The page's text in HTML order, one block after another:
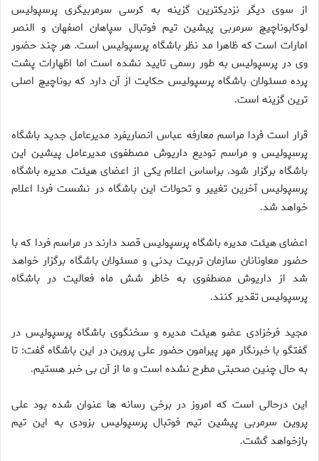
از سوی دیگر نزدیکترین گزینه به کرسی سرمربیگری پرسپولیس
لوکابوناچیچ سرمربی پیشین تیم فوتبال سپاهان اصفهان و النصر
امارات است که ظاهرا مد نظر باشگاه پرسپولیس است. هر چند حضور
وی در پرسپولیس به طور رسمی تایید نشده است اما اظهارات پشت
پرده مسئولان باشگاه پرسپولیس حکایت از آن دارد که بوناچیچ اصلی
ترین گزینه است.
قرار است فردا مراسم معارفه عباس انصاریفرد مدیرعامل جدید باشگاه
پرسپولیس و مراسم تودیع داریوش مصطفوی مدیرعامل پیشین این
باشگاه برگزار شود. براساس اعلام یکی از اعضای هیئت مدیره باشگاه
پرسپولیس آخرین تغییر و تحولات این باشگاه در نشست فردا اعلام
خواهد شد.
اعضای هیئت مدیره باشگاه پرسپولیس قصد دارند در مراسم فردا که با
حضور معاونانان سازمان تربیت بدنی و مسئولان باشگاه برگزار خواهد
شد از داریوش مصطفوی به خاطر شش ماه فعالیت در باشگاه
پرسپولیس تقدیر کنند.
مجید فرخزادی عضو هیئت مدیره و سخنگوی باشگاه پرسپولیس در
گفتگو با خبرنگار مهر پیرامون حضور علی پروین در این باشگاه گفت: تا
به حال چنین صحبتی مطرح نشده است و ما از آن بی خبر هستیم.
این درحالی است که امروز در برخی رسانه ها عنوان شده بود علی
پروین سرمربی پیشین تیم فوتبال پرسپولیس بزودی به این تیم
بازخواهد گشت.